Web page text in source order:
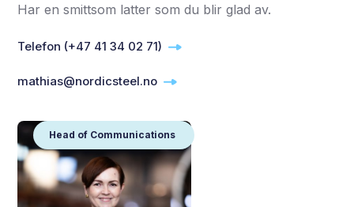
Har en smittsom latter som du blir glad av.
Telefon (+47 41 34 02 71)
mathias@nordicsteel.no
Head of Communications